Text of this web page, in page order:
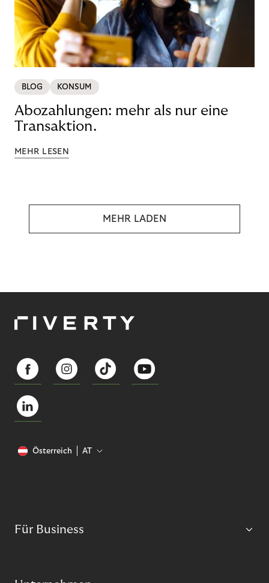
BLOG KONSUM
Abozahlungen: mehr als nur eine
Transaktion.
MEHR LESEN
MEHR LADEN
Österreich AT
Für Business